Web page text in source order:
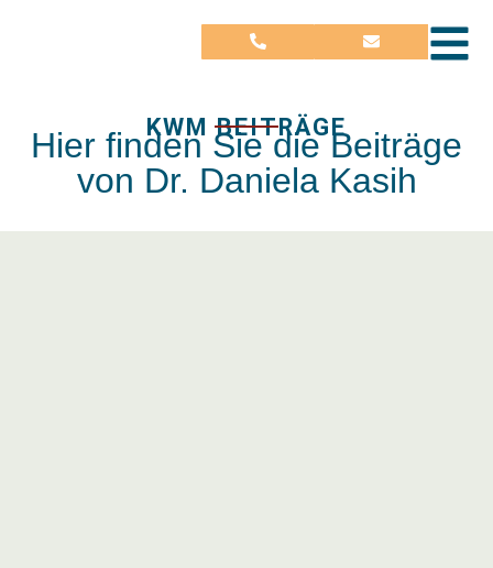
KWM BEITRÄGE
Hier finden Sie die Beiträge
von Dr. Daniela Kasih